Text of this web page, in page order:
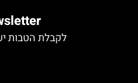
לקבלת הטבות